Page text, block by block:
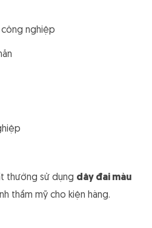
nghiệp
thường sử dụng dây đai màu
thẩm mỹ cho kiện hàng.